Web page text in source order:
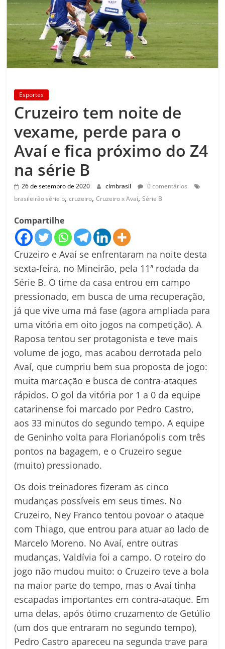
Esportes
Cruzeiro tem noite de
vexame, perde para o
Avaí e fica próximo do Z4
na série B
26 de setembro de 2020 clmbrasil
0 comentários
brasileirão série b,cruzeiro,Cruzeiro x Avaí,Série B
Compartilhe
Cruzeiro e Avaí se enfrentaram na noite desta
sexta-feira, no Mineirão, pela 11ª rodada da
Série B. O time da casa entrou em campo
pressionado, em busca de uma recuperação,
já que vive uma má fase (agora ampliada para
uma vitória em oito jogos na competição). A
Raposa tentou ser protagonista e teve mais
volume de jogo, mas acabou derrotada pelo
Avaí, que cumpriu bem sua proposta de jogo:
muita marcação e busca de contra-ataques
rápidos. O gol da vitória por 1 a 0 da equipe
catarinense foi marcado por Pedro Castro,
aos 33 minutos do segundo tempo. A equipe
de Geninho volta para Florianópolis com três
pontos na bagagem, e o Cruzeiro segue
(muito) pressionado.
Os dois treinadores fizeram as cinco
mudanças possíveis em seus times. No
Cruzeiro, Ney Franco tentou povoar o ataque
com Thiago, que entrou para atuar ao lado de
Marcelo Moreno. No Avaí, entre outras
mudanças, Valdívia foi a campo. O roteiro do
jogo não mudou muito: o Cruzeiro teve a bola
na maior parte do tempo, mas o Avaí tinha
escapadas importantes em contra-ataque. Em
uma delas, após ótimo cruzamento de Getúlio
(um dos que entraram no segundo tempo),
Pedro Castro apareceu na segunda trave para